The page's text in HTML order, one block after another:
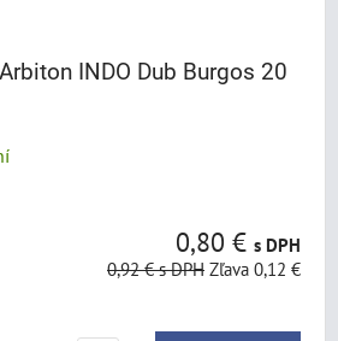
INDO Dub Burgos 20
0,80 € s DPH
0,92 €s DPH Zľava 0,12 €